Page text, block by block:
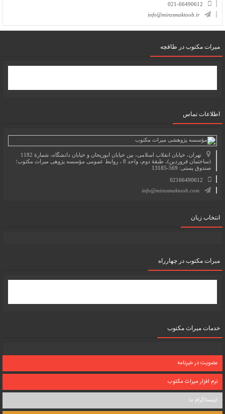
021-66490612
info@mirasmaktoob.ir
میرات مکتوب در طاقچه
اطلاعات تماس
تهران، خیابان انقلاب اسلامی، بین خیابان ابوریحان و خیابان دانشگاه، شمارۀ 1182
(ساختمان فروردین)، طبقۀ دوم، واحد 8 ، روابط عمومی مؤسسه پژوهی میراث مکتوب؛
صندوق پستی: 569-13185
02166490612
info@mirasmaktoob.com
انتخاب زبان
میرات مکتوب در چهارراه
خدمات میراث مکتوب
عضویت در خبرنامه
نرم افزار میراث مکتوب
اینستاگرام ما